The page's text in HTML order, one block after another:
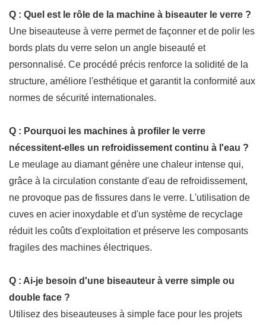
Q : Quel est le rôle de la machine à biseauter le verre ?
Une biseauteuse à verre permet de façonner et de polir les
bords plats du verre selon un angle biseauté et
personnalisé. Ce procédé précis renforce la solidité de la
structure, améliore l'esthétique et garantit la conformité aux
normes de sécurité internationales.
Q : Pourquoi les machines à profiler le verre
nécessitent-elles un refroidissement continu à l'eau ?
Le meulage au diamant génère une chaleur intense qui,
grâce à la circulation constante d'eau de refroidissement,
ne provoque pas de fissures dans le verre. L'utilisation de
cuves en acier inoxydable et d'un système de recyclage
réduit les coûts d'exploitation et préserve les composants
fragiles des machines électriques.
Q : Ai-je besoin d'une biseauteur à verre simple ou
double face ?
Utilisez des biseauteuses à simple face pour les projets